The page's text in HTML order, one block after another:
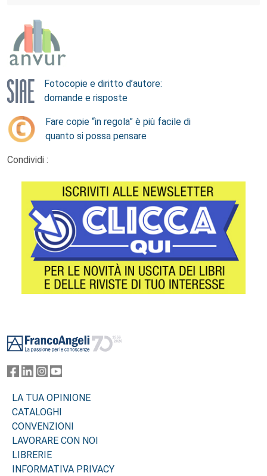
Fotocopie e diritto d’autore:
domande e risposte
Fare copie “in regola” è più facile di
quanto si possa pensare
Condividi :
LA TUA OPINIONE
CATALOGHI
CONVENZIONI
LAVORARE CON NOI
LIBRERIE
INFORMATIVA PRIVACY